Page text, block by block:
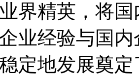
界精英，将
业经验与国
定地发展奠